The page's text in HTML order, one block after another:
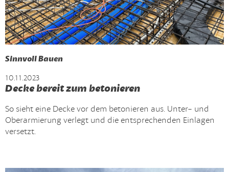
Sinnvoll Bauen
10.11.2023
Decke bereit zum betonieren
So sieht eine Decke vor dem betonieren aus. Unter- und
Oberarmierung verlegt und die entsprechenden Einlagen
versetzt.